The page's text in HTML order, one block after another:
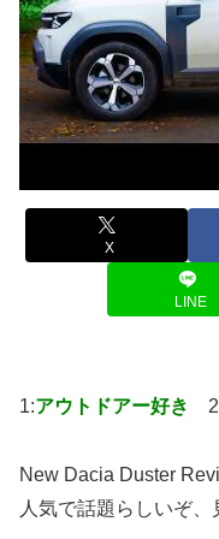
X
LINE
1:アウトドアー好き
New Dacia Duster
人気で話題らしいぞ、